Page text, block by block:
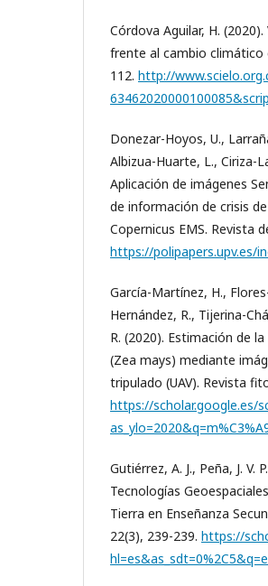
Córdova Aguilar, H.
frente al cambio climático
112. http://
Donezar-Hoyos, U.,
Albizua-Huarte, L., Ciriza-
Aplicación de imágenes
de información de crisis
Copernicus EMS. Revista
https://polipapers.upv.es/
García-Martínez, H.,
Hernández, R., Tijerina-
R. (2020). Estimación de
(Zea mays) mediante
tripulado (UAV). Revista
https://scholar.google.es/
Gutiérrez, A. J., Peña, J. V.
Tecnologías
Tierra en Enseñanza
22(3), 239-239. https://